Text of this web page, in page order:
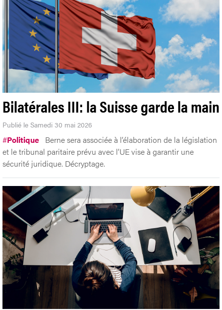
Bilatérales III: la Suisse garde la main
Publié le Samedi 30 mai 2026
#Politique Berne sera associée à l’élaboration de la législation
et le tribunal paritaire prévu avec l’UE vise à garantir une
sécurité juridique. Décryptage.